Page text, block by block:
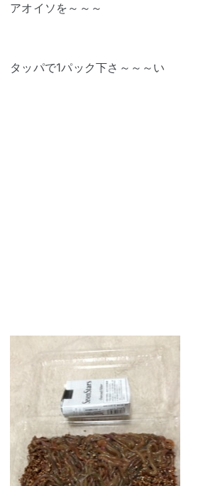
アオイソを～～～
タッパで1パック下さ～～～い